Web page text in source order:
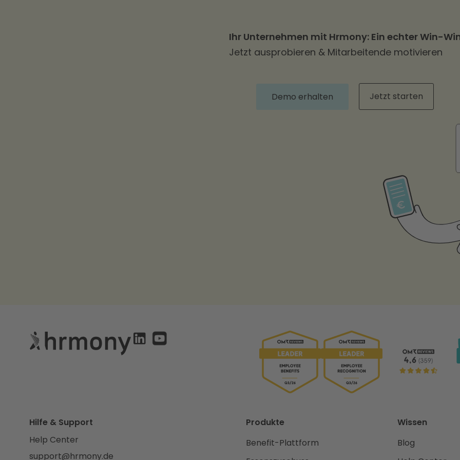
Ihr Unternehmen mit Hrmony: Ein echter Win-
Jetzt ausprobieren & Mitarbeitende motivieren
Demo erhalten Jetzt starten
Hilfe & Support
Help Center
support@hrmony.de
Produkte
Benefit-Plattform
Wissen
Blog